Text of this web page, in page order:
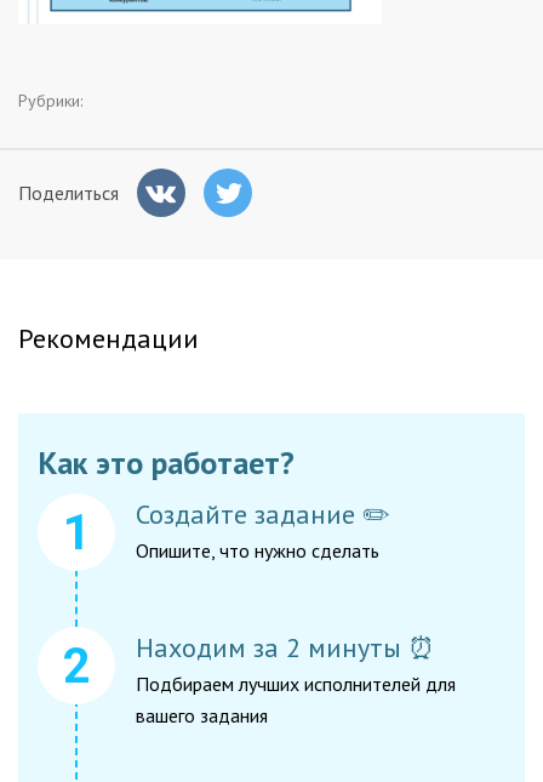
Гости
Рубрики:
Поделиться
Рекомендации
Как это работает?
Создайте задание ✏️
Опишите, что нужно сделать
Находим за 2 минуты ⏰
Подбираем лучших исполнителей для
вашего задания